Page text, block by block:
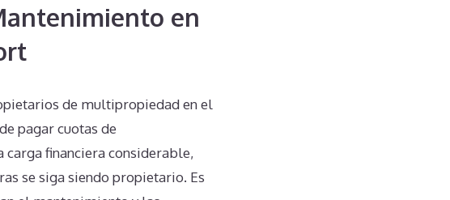
en
de multipropiedad en el
pagar cuotas de
carga financiera considerable,
se siga siendo propietario. Es